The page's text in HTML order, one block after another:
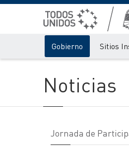
Gobierno Sitios
Noticias
Jornada de